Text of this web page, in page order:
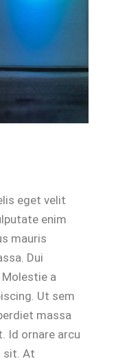
eget velit
enim
mauris
Dui
a
Ut sem
massa
Id ornare arcu
sit. At